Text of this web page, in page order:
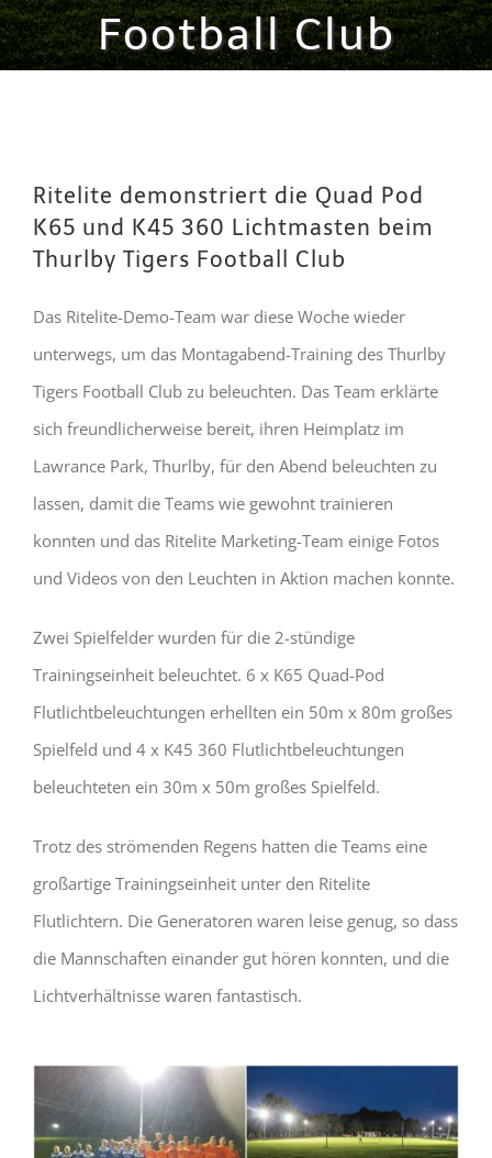
Football Club
Ritelite demonstriert die Quad Pod
K65 und K45 360 Lichtmasten beim
Thurlby Tigers Football Club
Das Ritelite-Demo-Team war diese Woche wieder
unterwegs, um das Montagabend-Training des Thurlby
Tigers Football Club zu beleuchten. Das Team erklärte
sich freundlicherweise bereit, ihren Heimplatz im
Lawrance Park, Thurlby, für den Abend beleuchten zu
lassen, damit die Teams wie gewohnt trainieren
konnten und das Ritelite Marketing-Team einige Fotos
und Videos von den Leuchten in Aktion machen konnte.
Zwei Spielfelder wurden für die 2-stündige
Trainingseinheit beleuchtet. 6 x K65 Quad-Pod
Flutlichtbeleuchtungen erhellten ein 50m x 80m großes
Spielfeld und 4 x K45 360 Flutlichtbeleuchtungen
beleuchteten ein 30m x 50m großes Spielfeld.
Trotz des strömenden Regens hatten die Teams eine
großartige Trainingseinheit unter den Ritelite
Flutlichtern. Die Generatoren waren leise genug, so dass
die Mannschaften einander gut hören konnten, und die
Lichtverhältnisse waren fantastisch.